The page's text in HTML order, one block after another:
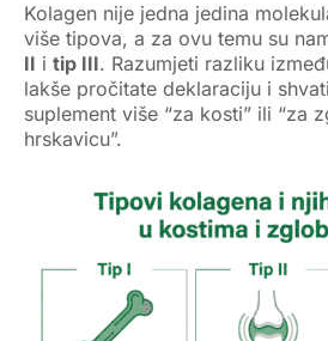
Kolagen nije jedna jedina
više tipova, a za ovu temu su
II i tip III. Razumjeti razliku
lakše pročitate deklaraciju i
suplement više “za kosti” ili “za
hrskavicu”.